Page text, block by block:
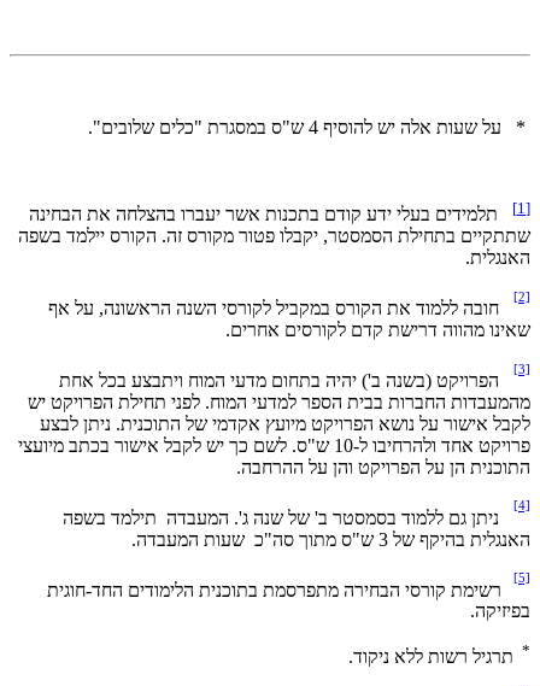
* על שעות אלה יש להוסיף 4 ש"ס במסגרת "כלים שלובים".
[1]
תלמידים בעלי ידע קודם בתכנות אשר יעברו בהצלחה את הבחינה
שתתקיים בתחילת הסמסטר, יקבלו פטור מקורס זה. הקורס יילמד בשפה
האנגלית.
[2]
חובה ללמוד את הקורס במקביל לקורסי השנה הראשונה, על אף
שאינו מהווה דרישת קדם לקורסים אחרים.
[3]
הפרויקט (בשנה ב') יהיה בתחום מדעי המוח ויתבצע בכל אחת
מהמעבדות החברות בבית הספר למדעי המוח. לפני תחילת הפרויקט יש
לקבל אישור על נושא הפרויקט מיועץ אקדמי של התוכנית. ניתן לבצע
פרויקט אחד ולהרחיבו ל-10 ש"ס. לשם כך יש לקבל אישור בכתב מיועצי
התוכנית הן על הפרויקט והן על ההרחבה.
[4]
ניתן גם ללמוד בסמסטר ב' של שנה ג'. המעבדה תילמד בשפה
האנגלית בהיקף של 3 ש"ס מתוך סה"כ שעות המעבדה.
[5]
רשימת קורסי הבחירה מתפרסמת בתוכנית הלימודים החד-חוגית
בפיזיקה.
* תרגיל רשות ללא ניקוד.